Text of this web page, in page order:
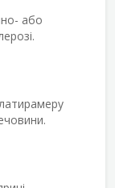
або